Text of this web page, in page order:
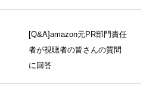
[Q&A]amazon元PR部門責任
者が視聴者の皆さんの質問
に回答